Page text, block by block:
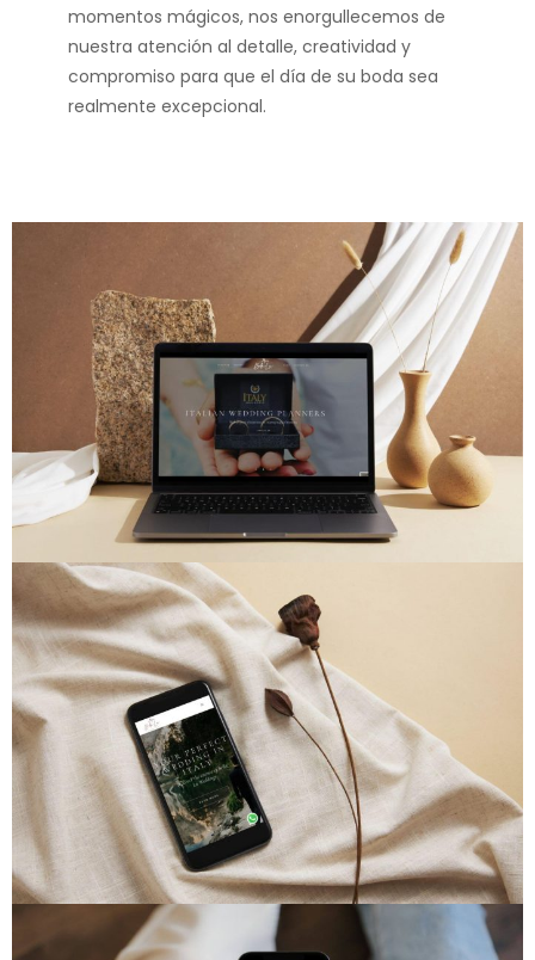
momentos mágicos, nos enorgullecemos de
nuestra atención al detalle, creatividad y
compromiso para que el día de su boda sea
realmente excepcional.